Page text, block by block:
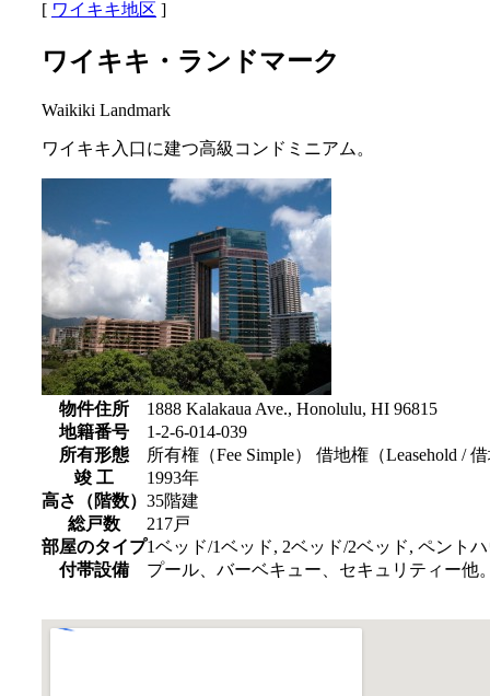
[ ワイキキ地区 ]
ワイキキ・ランドマーク
Waikiki Landmark
ワイキキ入口に建つ高級コンドミニアム。
物件住所
1888 Kalakaua Ave., Honolulu, HI 96815
地籍番号
1-2-6-014-039
所有形態
所有権（Fee Simple） 借地権（Leasehold /
竣 工
1993年
高さ（階数） 35階建
総戸数
217戸
部屋のタイプ1ベッド/1ベッド, 2ベッド/2ベッド, ペント
付帯設備
プール、バーベキュー、セキュリティー他